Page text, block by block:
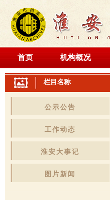
首页 机构概况
栏目名称
公示公告
工作动态
淮安大事记
图片新闻